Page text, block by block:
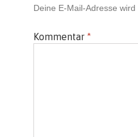
Deine E-Mail-Adresse wird
Kommentar *